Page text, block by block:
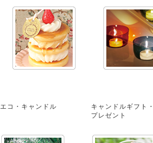
エコ・キャンドル
キャンドルギフト
プレゼント